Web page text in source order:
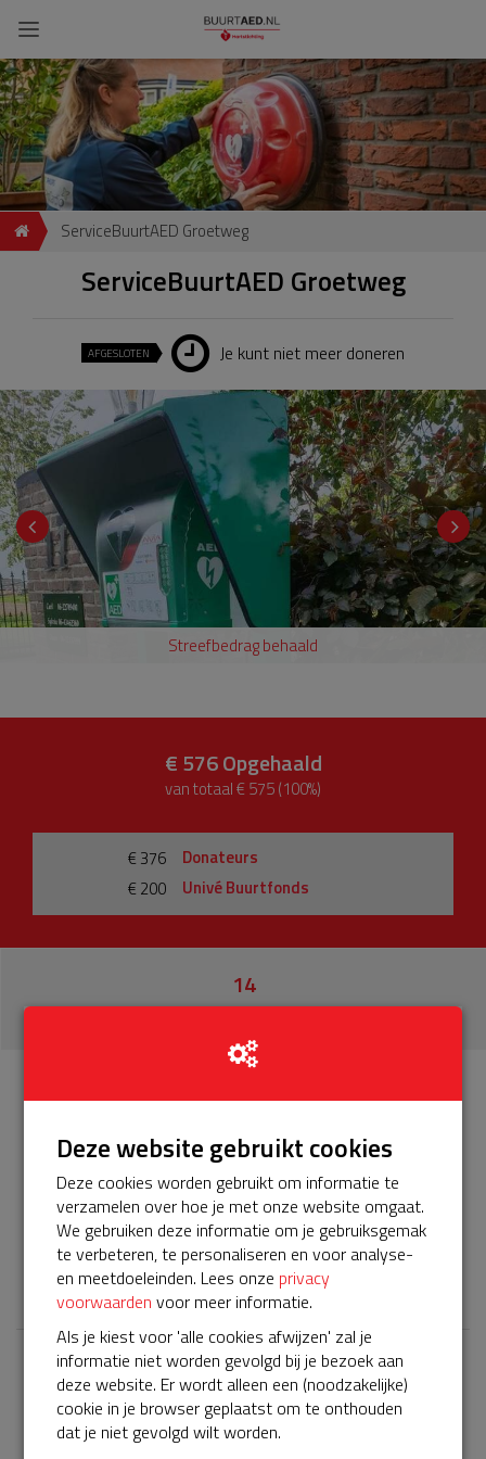
ServiceBuurtAED Groetweg
ServiceBuurtAED Groetweg
AFGESLOTEN Je kunt niet meer doneren
Streefbedrag behaald
€ 576Opgehaald
van totaal € 575 (100%)
€ 376
Donateurs
€ 200
Univé Buurtfonds
14
donaties
Het servicepakket van onze BuurtAED verloopt bijna en
moet worden verlengd, zodat onze AED gebruiksklaar
blijft. Help jullie mee? Doneer voor ons servicepakket!
𝕏
Laatste donaties
Bekijk alle
Deze website gebruikt cookies
Deze cookies worden gebruikt om informatie te
verzamelen over hoe je met onze website omgaat.
We gebruiken deze informatie om je gebruiksgemak
te verbeteren, te personaliseren en voor analyse-
en meetdoeleinden. Lees onze privacy
voorwaarden voor meer informatie.
Als je kiest voor 'alle cookies afwijzen' zal je
informatie niet worden gevolgd bij je bezoek aan
deze website. Er wordt alleen een (noodzakelijke)
cookie in je browser geplaatst om te onthouden
dat je niet gevolgd wilt worden.